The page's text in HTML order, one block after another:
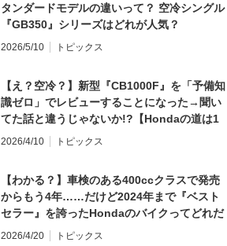
タンダードモデルの違いって？ 空冷シングル
『GB350』シリーズはどれが人気？
2026/5/10 トピックス
【え？空冷？】新型『CB1000F』を「予備知
識ゼロ」でレビューすることになった→聞い
てた話と違うじゃないか!?【Hondaの道は1
日にしてならず／CB1000F ①第一印象 編】
2026/4/10 トピックス
【わかる？】車検のある400ccクラスで発売
からもう4年……だけど2024年まで『ベスト
セラー』を誇ったHondaのバイクってどれだ
と思う？
2026/4/20 トピックス